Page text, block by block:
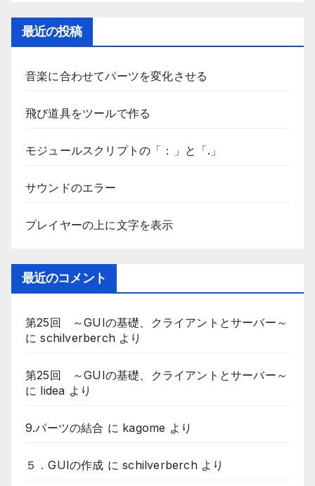
最近の投稿
音楽に合わせてパーツを変化させる
飛び道具をツールで作る
モジュールスクリプトの「：」と「.」
サウンドのエラー
プレイヤーの上に文字を表示
最近のコメント
第25回 ～GUIの基礎、クライアントとサーバー～
にschilverberch より
第25回 ～GUIの基礎、クライアントとサーバー～
に lidea より
9.パーツの結合 に kagome より
５．GUIの作成 にschilverberchより